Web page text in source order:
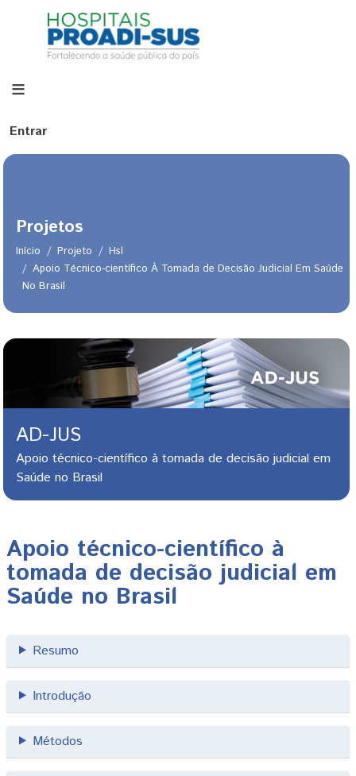
Pular para o conteúdo principal
Menu de conta de usuário
Entrar
Projetos
Trilha de navegação
Início Projeto
Hsl
Apoio Técnico-científico À Tomada de Decisão Judicial Em Saúde
No Brasil
AD-JUS
Apoio técnico-científico à tomada de decisão judicial em
Saúde no Brasil
Apoio técnico-científico à
tomada de decisão judicial em
Saúde no Brasil
Resumo
Introdução
Métodos